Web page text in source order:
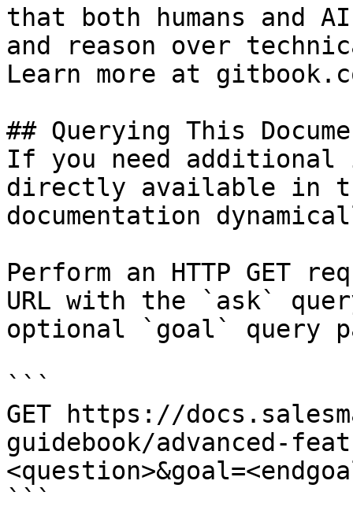
that both humans and
and reason over
Learn more at
## Querying This
If you need
directly available in
documentation
Perform an HTTP GET
URL with the `ask`
optional `goal` query
```
GET https://
guidebook/advanced-
```